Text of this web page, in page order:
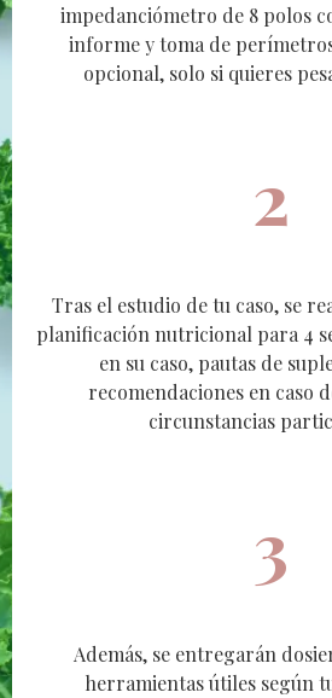
impedanciómetro de 8 polos
informe y toma de
opcional, solo si quieres
2
Tras el estudio de tu caso, se
planificación nutricional para 4
en su caso, pautas de
recomendaciones en caso
circunstancias
3
Además, se entregarán
herramientas útiles según